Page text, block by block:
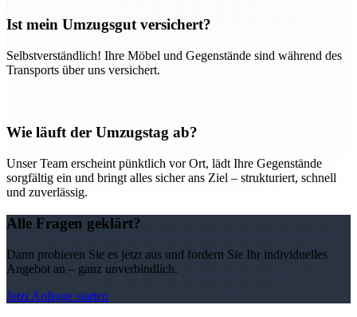
Ist mein Umzugsgut versichert?
Selbstverständlich! Ihre Möbel und Gegenstände sind während des
Transports über uns versichert.
Wie läuft der Umzugstag ab?
Unser Team erscheint pünktlich vor Ort, lädt Ihre Gegenstände
sorgfältig ein und bringt alles sicher ans Ziel – strukturiert, schnell
und zuverlässig.
Alle Fragen geklärt?
Dann probieren Sie es jetzt aus und fordern Sie Ihr individuelles
Angebot an – ganz unverbindlich.
Jetzt Anfrage starten